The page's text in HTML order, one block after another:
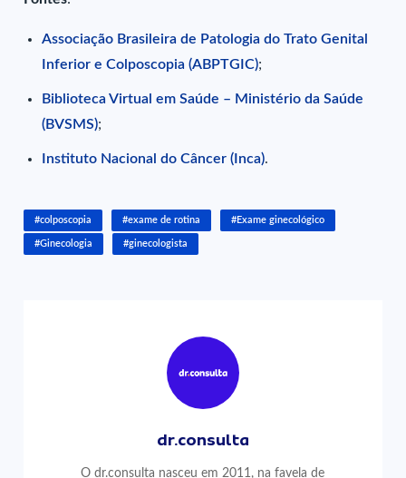
Associação Brasileira de Patologia do Trato Genital
Inferior e Colposcopia (ABPTGIC);
Biblioteca Virtual em Saúde – Ministério da Saúde
(BVSMS);
Instituto Nacional do Câncer (Inca).
#colposcopia #exame de rotina #Exame ginecológico
#Ginecologia #ginecologista
dr.consulta
O dr.consulta nasceu em 2011, na favela de